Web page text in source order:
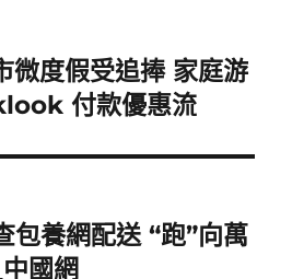
微度假受追捧 家庭游
付款優惠流
包養網配送 “跑”向萬
國網